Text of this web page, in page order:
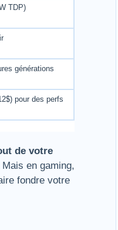
TDP)
générations
pour des perfs
de votre
en gaming,
fondre votre